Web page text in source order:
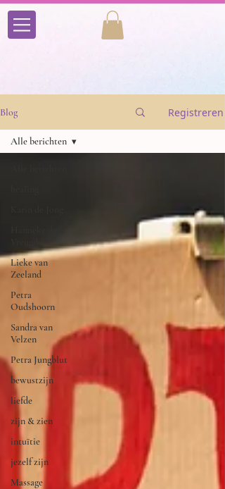
Blog Registreren
Lieke van
Zeeland
Petra
Oudshoorn
Sandra van
Velzen
Petra Jungblut
bewustzijn
liefde
zijn & zien
intuïtie
jezelf zijn
Massage
Alle berichten